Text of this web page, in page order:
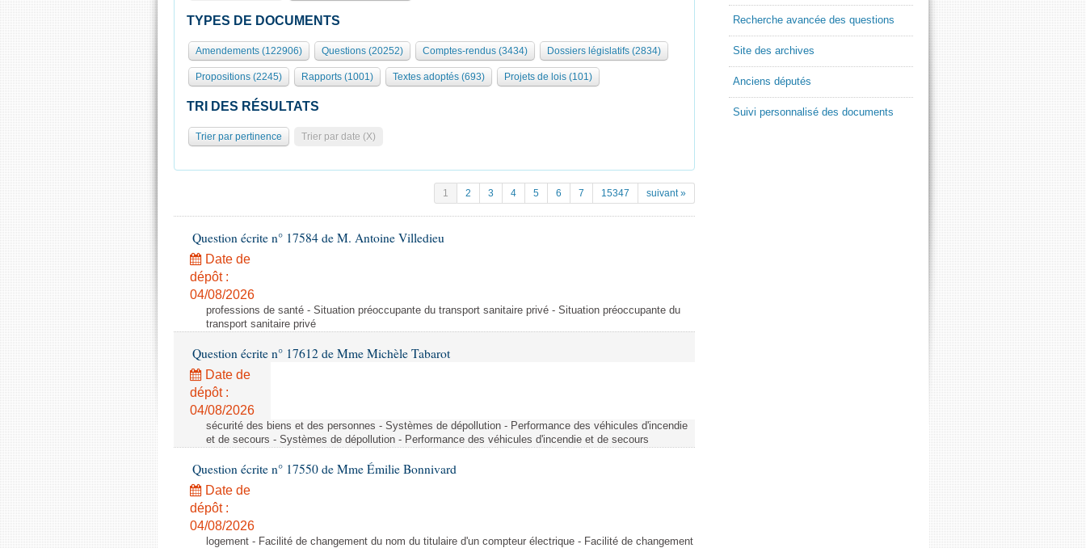
TYPES DE DOCUMENTS
Amendements (122906) Questions (20252) Comptes-rendus (3434) Dossiers législatifs (2834)
Propositions (2245) Rapports (1001) Textes adoptés (693) Projets de lois (101)
TRI DES RÉSULTATS
Trier par pertinence Trier par date (X)
1 2 3 4 5 6 7 15347 suivant »
Question écrite n° 17584 de M. Antoine Villedieu
Date de
dépôt :
04/08/2026
professions de santé - Situation préoccupante du transport sanitaire privé - Situation préoccupante du
transport sanitaire privé
Question écrite n° 17612 de Mme Michèle Tabarot
Date de
dépôt :
04/08/2026
sécurité des biens et des personnes - Systèmes de dépollution - Performance des véhicules d'incendie
et de secours - Systèmes de dépollution - Performance des véhicules d'incendie et de secours
Question écrite n° 17550 de Mme Émilie Bonnivard
Date de
dépôt :
04/08/2026
logement - Facilité de changement du nom du titulaire d'un compteur électrique - Facilité de changement
Recherche avancée des questions
Site des archives
Anciens députés
Suivi personnalisé des documents